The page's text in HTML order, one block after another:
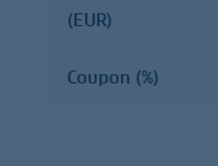
(EUR)
Coupon (%)